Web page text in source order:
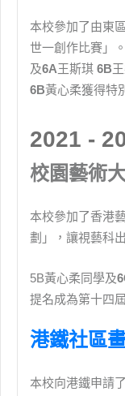
本校參加了由東
世一創作比賽」
及6A王斯琪 6B
6B黃心柔獲得特
2021 -
校園藝術
本校參加了香港
劃」，讓視藝科
5B黃心柔同學及
提名成為第十四
港鐵社區
本校向港鐵申請